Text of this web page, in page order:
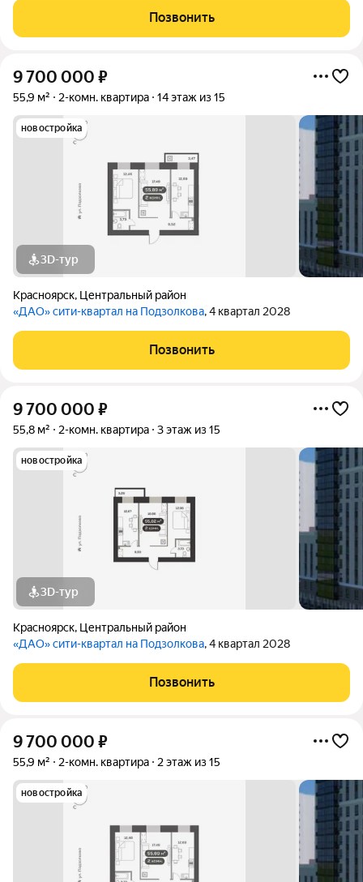
Позвонить
9 700 000 ₽
55,9 м² 2-комн. квартира 14 этаж из 15
новостройка
3D-тур
Красноярск, Центральный район
«ДАО» сити-квартал на Подзолкова, 4 квартал 2028
Позвонить
9 700 000 ₽
55,8 м² 2-комн. квартира 3 этаж из 15
новостройка
3D-тур
Красноярск, Центральный район
«ДАО» сити-квартал на Подзолкова, 4 квартал 2028
Позвонить
9 700 000 ₽
55,9 м² 2-комн. квартира 2 этаж из 15
новостройка